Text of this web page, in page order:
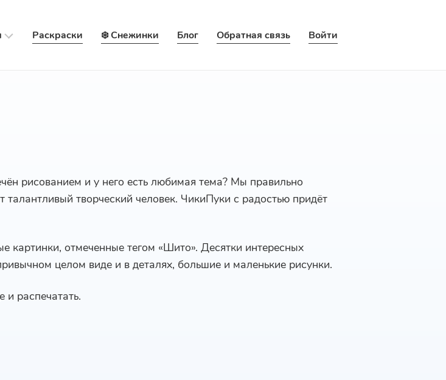
Раскраски ❄️ Снежинки Блог Обратная связь Войти
рисованием и у него есть любимая тема? Мы правильно
творческий человек. ЧикиПуки с радостью придёт
картинки, отмеченные тегом «Шито». Десятки интересных
целом виде и в деталях, большие и маленькие рисунки.
и распечатать.